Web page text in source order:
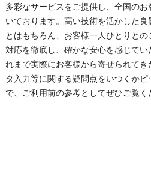
多彩なサービスをご提供し、全国の
いております。高い技術を活かした
とはもちろん、お客様一人ひとりと
対応を徹底し、確かな安心を感じて
れまで実際にお客様から寄せられてき
タ入力等に関する疑問点をいつくか
で、ご利用前の参考としてぜひご覧く